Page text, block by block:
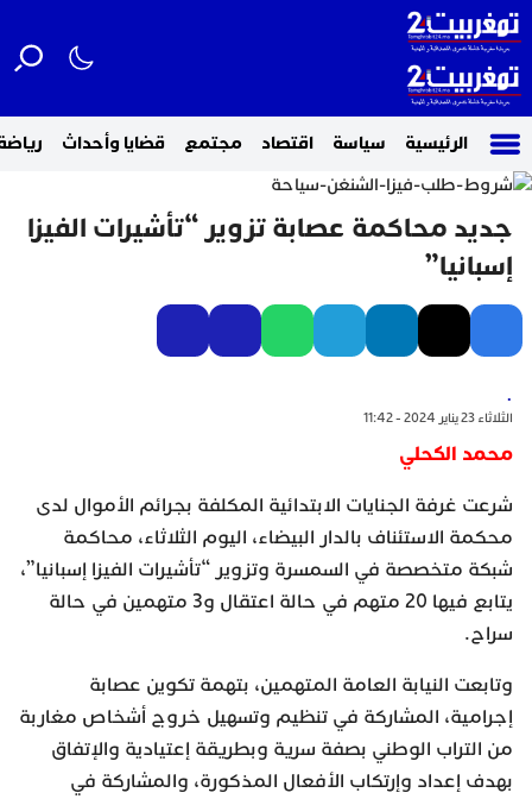
الرئيسية سياسة اقتصاد مجتمع قضايا وأحداث
جديد محاكمة عصابة تزوير “تأشيرات الفيزا
إسبانيا”
.
الثلاثاء 23 يناير 2024 - 11:42
محمد الكحلي
شرعت غرفة الجنايات الابتدائية المكلفة بجرائم الأموال لدى
محكمة الاستئناف بالدار البيضاء، اليوم الثلاثاء، محاكمة
شبكة متخصصة في السمسرة وتزوير “تأشيرات الفيزا إسبانيا”،
يتابع فيها 20 متهم في حالة اعتقال و3 متهمين في حالة
سراح.
وتابعت النيابة العامة المتهمين، بتهمة تكوين عصابة
إجرامية، المشاركة في تنظيم وتسهيل خروج أشخاص مغاربة
من التراب الوطني بصفة سرية وبطريقة إعتيادية والإتفاق
بهدف إعداد وإرتكاب الأفعال المذكورة، والمشاركة في